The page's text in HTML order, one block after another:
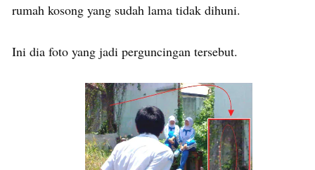
rumah kosong yang sudah lama tidak dihuni.
Ini dia foto yang jadi perguncingan tersebut.